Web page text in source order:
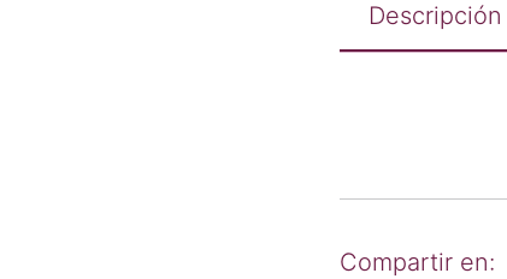
Descripción
Compartir en: